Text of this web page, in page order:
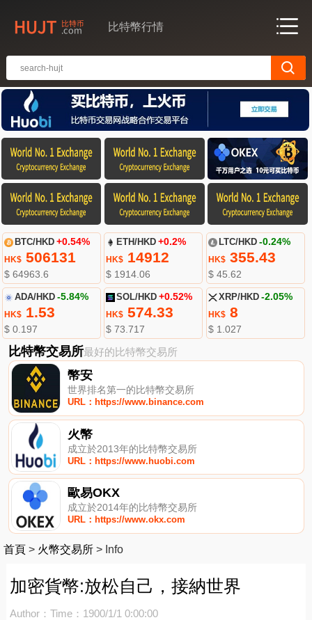
比特幣行情
BTC/HKD +0.54%
HK$506131
$ 64963.6
ETH/HKD +0.2%
HK$ 14912
$ 1914.06
LTC/HKD -0.24%
HK$355.43
$ 45.62
ADA/HKD -5.84%
HK$1.53
$ 0.197
SOL/HKD +0.52%
HK$ 574.33
$ 73.717
XRP/HKD -2.05%
HK$8
$ 1.027
比特幣交易所最好的比特幣交易所
幣安
世界排名第一的比特幣交易所
URL：https://www.binance.com
火幣
成立於2013年的比特幣交易所
URL：https://www.huobi.com
歐易OKX
成立於2014年的比特幣交易所
URL：https://www.okx.com
首頁 > 火幣交易所 > Info
加密貨幣:放松自己，接納世界
Author： Time：1900/1/1 0:00:00